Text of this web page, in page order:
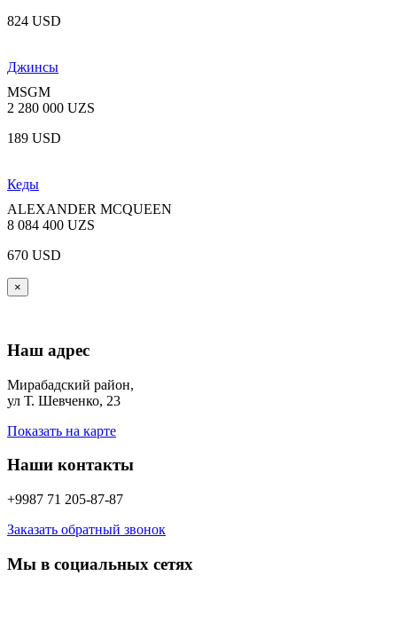
824 USD
Джинсы
MSGM
2 280 000 UZS
189 USD
Кеды
ALEXANDER MCQUEEN
8 084 400 UZS
670 USD
×
Наш адрес
Мирабадский район,
ул Т. Шевченко, 23
Показать на карте
Наши контакты
+9987 71 205-87-87
Заказать обратный звонок
Мы в социальных сетях